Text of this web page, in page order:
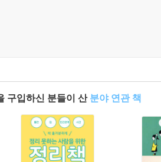
구입하신 분들이 산 분야 연관 책